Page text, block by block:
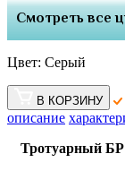
Смотреть все
Цвет: Серый
В КОРЗИНУ
описание
Тротуарный БР